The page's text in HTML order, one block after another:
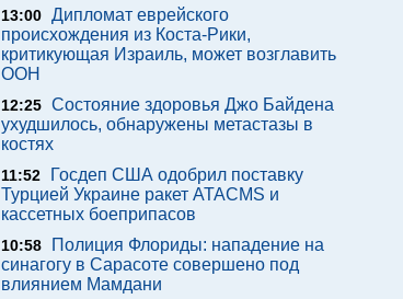
13:00 Дипломат еврейского
происхождения из Коста-Рики,
критикующая Израиль, может возглавить
ООН
12:25 Состояние здоровья Джо Байдена
ухудшилось, обнаружены метастазы в
костях
11:52
Госдеп США одобрил поставку
Турцией Украине ракет ATACMS и
кассетных боеприпасов
10:58
Полиция Флориды: нападение на
синагогу в Сарасоте совершено под
влиянием Мамдани